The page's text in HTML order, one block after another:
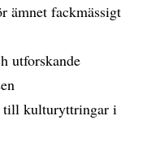
ämnet fackmässigt
utforskande
till kulturyttringar i